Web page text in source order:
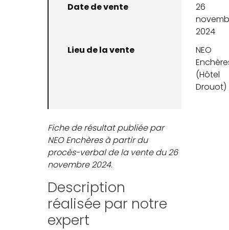
Date de vente
26
2024
Lieu de la vente
NEO
(Hôtel
Drouot)
Fiche de résultat publiée par
NEO Enchères à partir du
procès-verbal de la vente du 26
novembre 2024.
Description
réalisée par notre
expert